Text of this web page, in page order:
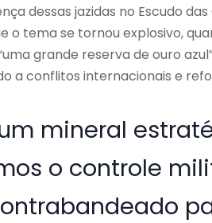
dessas jazidas no Escudo
o tema se tornou explosivo,
grande reserva de ouro
a conflitos internacionais e
mineral
o controle